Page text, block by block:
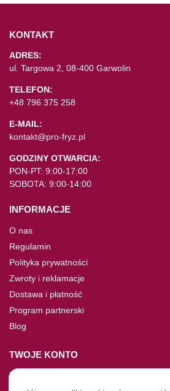
KONTAKT
ADRES:
ul. Targowa 2, 08-400 Garwolin
TELEFON:
+48 796 375 258
E-MAIL:
kontakt@pro-fryz.pl
GODZINY OTWARCIA:
PON-PT: 9:00-17:00
SOBOTA: 9:00-14:00
INFORMACJE
O nas
Regulamin
Polityka prywatności
Zwroty i reklamacje
Dostawa i płatność
Program partnerski
Blog
TWOJE KONTO
Moje konto